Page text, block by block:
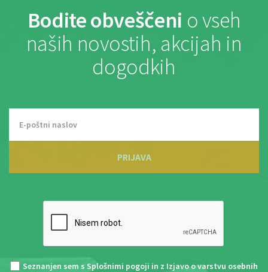
Bodite obveščeni o vseh
naših novostih, akcijah in
dogodkih
PRIJAVA
Seznanjen sem s Splošnimi pogoji in z Izjavo o varstvu osebnih